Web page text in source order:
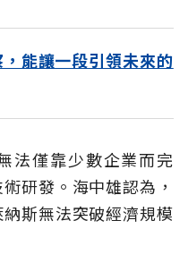
能讓一段引領未來的
法僅靠少數企業而完
研發。海中雄認為，
斯無法突破經濟規模